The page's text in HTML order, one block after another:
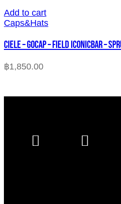
Add to cart
Caps&Hats
CIELE – GOCAP – FIELD ICONICBAR –
฿1,850.00